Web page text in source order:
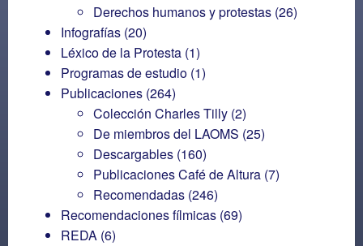
Derechos humanos y protestas (26)
Infografías (20)
Léxico de la Protesta (1)
Programas de estudio (1)
Publicaciones (264)
Colección Charles Tilly (2)
De miembros del LAOMS (25)
Descargables (160)
Publicaciones Café de Altura (7)
Recomendadas (246)
Recomendaciones fílmicas (69)
REDA (6)